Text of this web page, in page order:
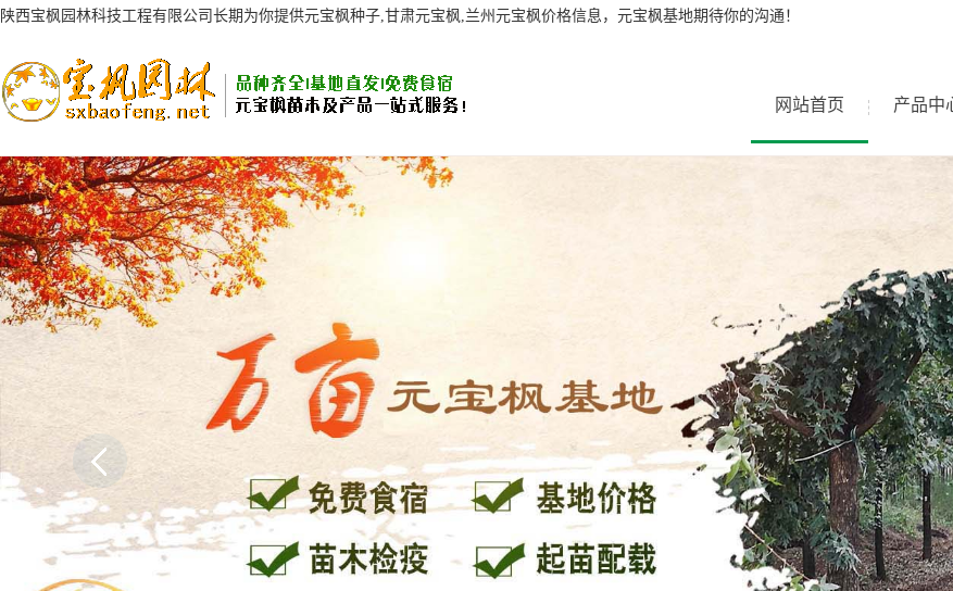
陕西宝枫园林科技工程有限公司长期为你提供元宝枫种子,甘肃元宝枫,兰州元宝枫价格信息，元宝枫基地期待你的沟通！
网站首页 产品中
AI客服